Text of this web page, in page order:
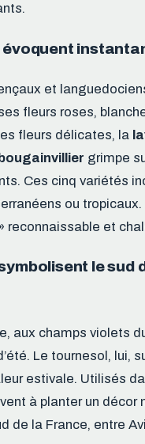
et
fleurs roses,
fleurs délicates, la
grimpe
Ces cinq variétés
ou
reconnaissable et
le sud
aux champs violets
Le tournesol, lui,
estivale. Utilisés
à planter un décor
de la France, entre